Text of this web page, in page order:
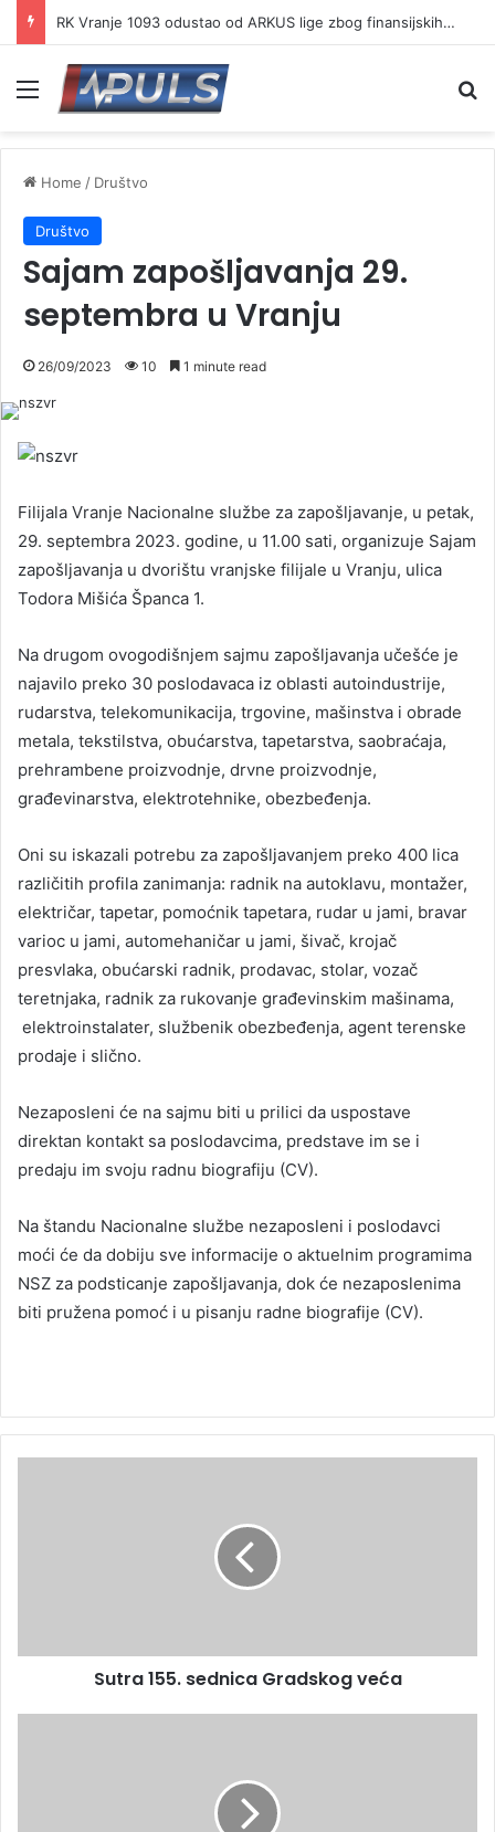
Ambasador Slovačke u poseti Vranju: Slovak Aid donirao presu za kartonski otpad
Menu
Home / Društvo
Društvo
Sajam zapošljavanja 29.
septembra u Vranju
26/09/2023 10 1 minute read
Filijala Vranje Nacionalne službe za zapošljavanje, u petak,
29. septembra 2023. godine, u 11.00 sati, organizuje Sajam
zapošljavanja u dvorištu vranjske filijale u Vranju, ulica
Todora Mišića Španca 1.
Na drugom ovogodišnjem sajmu zapošljavanja učešće je
najavilo preko 30 poslodavaca iz oblasti autoindustrije,
rudarstva, telekomunikacija, trgovine, mašinstva i obrade
metala, tekstilstva, obućarstva, tapetarstva, saobraćaja,
prehrambene proizvodnje, drvne proizvodnje,
građevinarstva, elektrotehnike, obezbeđenja.
Oni su iskazali potrebu za zapošljavanjem preko 400 lica
različitih profila zanimanja: radnik na autoklavu, montažer,
električar, tapetar, pomoćnik tapetara, rudar u jami, bravar
varioc u jami, automehaničar u jami, šivač, krojač
presvlaka, obućarski radnik, prodavac, stolar, vozač
teretnjaka, radnik za rukovanje građevinskim mašinama,
elektroinstalater, službenik obezbeđenja, agent terenske
prodaje i slično.
Nezaposleni će na sajmu biti u prilici da uspostave
direktan kontakt sa poslodavcima, predstave im se i
predaju im svoju radnu biografiju (CV).
Na štandu Nacionalne službe nezaposleni i poslodavci
moći će da dobiju sve informacije o aktuelnim programima
NSZ za podsticanje zapošljavanja, dok će nezaposlenima
biti pružena pomoć i u pisanju radne biografije (CV).
Sutra 155. sednica Gradskog veća